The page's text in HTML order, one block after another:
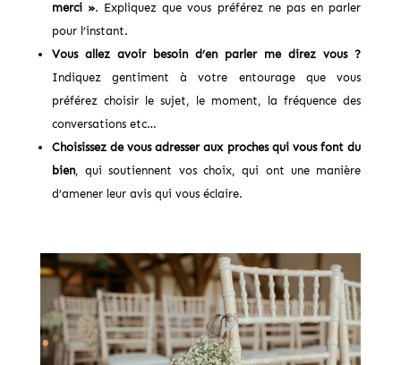
merci ». Expliquez que vous préférez ne pas en parler
pour l’instant.
Vous allez avoir besoin d’en parler me direz vous ?
Indiquez gentiment à votre entourage que vous
préférez choisir le sujet, le moment, la fréquence des
conversations etc…
Choisissez de vous adresser aux proches qui vous font du
bien, qui soutiennent vos choix, qui ont une manière
d’amener leur avis qui vous éclaire.